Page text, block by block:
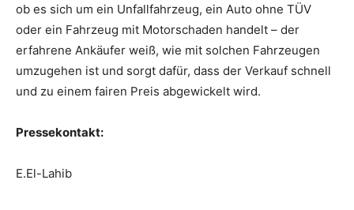
ob es sich um ein Unfallfahrzeug, ein Auto ohne TÜV
oder ein Fahrzeug mit Motorschaden handelt – der
erfahrene Ankäufer weiß, wie mit solchen Fahrzeugen
umzugehen ist und sorgt dafür, dass der Verkauf schnell
und zu einem fairen Preis abgewickelt wird.
Pressekontakt:
E.El-Lahib